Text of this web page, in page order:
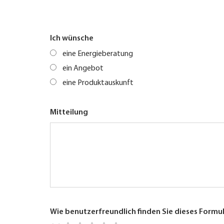
Ich wünsche
eine Energieberatung
ein Angebot
eine Produktauskunft
Mitteilung
Wie benutzerfreundlich finden Sie dieses